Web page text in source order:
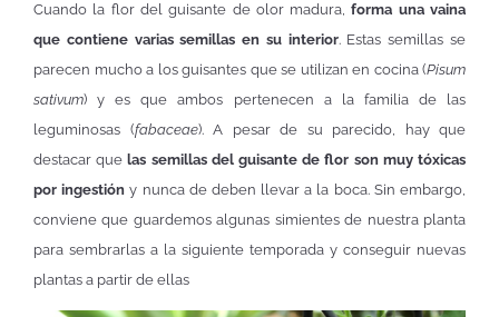
Cuando la flor del guisante de olor madura,forma una vaina
que contiene varias semillas en su interior. Estas semillas se
parecen mucho a los guisantes que se utilizan en cocina (Pisum
sativum) y es que ambos pertenecen a la familia de las
leguminosas (fabaceae). A pesar de su parecido, hay que
destacar quelas semillas del guisante de flor son muy tóxicas
por ingestión y nunca de deben llevar a la boca. Sin embargo,
conviene que guardemos algunas simientes de nuestra planta
para sembrarlas a la siguiente temporada y conseguir nuevas
plantas a partir de ellas